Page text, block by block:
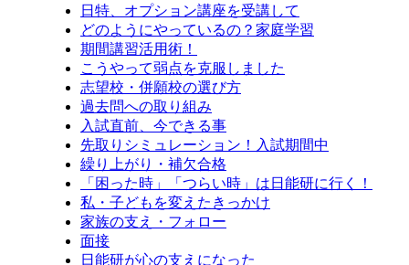
日特、オプション講座を受講して
どのようにやっているの？家庭学習
期間講習活用術！
こうやって弱点を克服しました
志望校・併願校の選び方
過去問への取り組み
入試直前、今できる事
先取りシミュレーション！入試期間中
繰り上がり・補欠合格
「困った時」「つらい時」は日能研に行く！
私・子どもを変えたきっかけ
家族の支え・フォロー
面接
日能研が心の支えになった